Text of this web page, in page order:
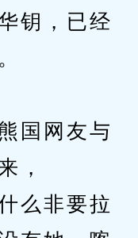
钥，已经
国网友与
，
么非要拉